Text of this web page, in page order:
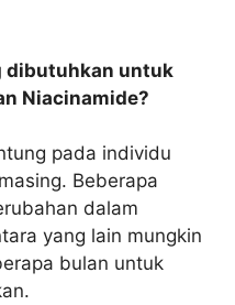
dibutuhkan untuk
Niacinamide?
pada individu
Beberapa
dalam
yang lain mungkin
bulan untuk